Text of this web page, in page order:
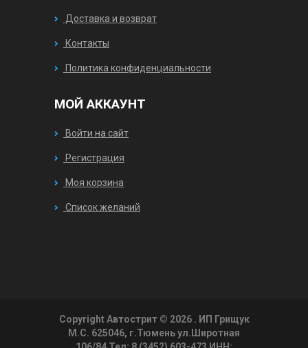
Доставка и возврат
Контакты
Политика конфиденциальности
МОЙ АККАУНТ
Войти на сайт
Регистрация
Моя корзина
Список желаний
Copyright Автострит © 2026 . ИП Грищук
М.С. 625046, г.Тюмень ул.Широтная